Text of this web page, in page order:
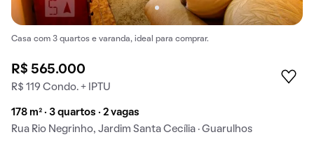
Casa com 3 quartos e varanda, ideal para comprar.
R$ 565.000
R$ 119 Condo. + IPTU
178 m² · 3 quartos · 2 vagas
Rua Rio Negrinho, Jardim Santa Cecília · Guarulhos